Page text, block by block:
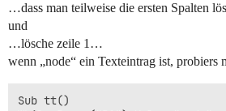
…dass man teilweise die ersten Spalten
und
…lösche zeile 1…
wenn „node“ ein Texteintrag ist, probiers
Sub tt()